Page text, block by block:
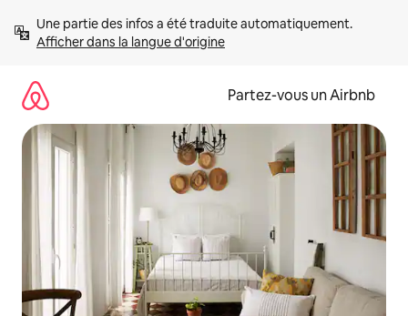
directement
Afficher dans la langue d'origine
Partez-vous un Airbnb